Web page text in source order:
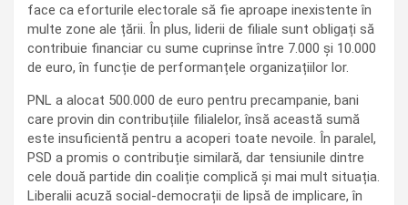
face ca eforturile electorale să fie aproape inexistente în
multe zone ale țării. În plus, liderii de filiale sunt obligați să
contribuie financiar cu sume cuprinse între 7.000 și 10.000
de euro, în funcție de performanțele organizațiilor lor.
PNL a alocat 500.000 de euro pentru precampanie, bani
care provin din contribuțiile filialelor, însă această sumă
este insuficientă pentru a acoperi toate nevoile. În paralel,
PSD a promis o contribuție similară, dar tensiunile dintre
cele două partide din coaliție complică și mai mult situația.
Liberalii acuză social-democrații de lipsă de implicare, în